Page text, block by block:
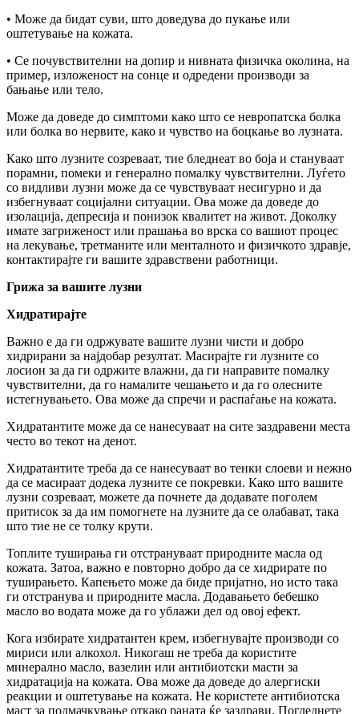
• Може да бидат суви, што доведува до пукање или
оштетување на кожата.
• Се почувствителни на допир и нивната физичка околина, на
пример, изложеност на сонце и одредени производи за
бањање или тело.
Може да доведе до симптоми како што се невропатска болка
или болка во нервите, како и чувство на боцкање во лузната.
Како што лузните созреваат, тие бледнеат во боја и стануваат
порамни, помеки и генерално помалку чувствителни. Луѓето
со видливи лузни може да се чувствуваат несигурно и да
избегнуваат социјални ситуации. Ова може да доведе до
изолација, депресија и понизок квалитет на живот. Доколку
имате загриженост или прашања во врска со вашиот процес
на лекување, третманите или менталното и физичкото здравје,
контактирајте ги вашите здравствени работници.
Грижа за вашите лузни
Хидратирајте
Важно е да ги одржувате вашите лузни чисти и добро
хидрирани за најдобар резултат. Масирајте ги лузните со
лосион за да ги одржите влажни, да ги направите помалку
чувствителни, да го намалите чешањето и да го олесните
истегнувањето. Ова може да спречи и распаѓање на кожата.
Хидратантите може да се нанесуваат на сите заздравени места
често во текот на денот.
Хидратантите треба да се нанесуваат во тенки слоеви и нежно
да се масираат додека лузните се покревки. Како што вашите
лузни созреваат, можете да почнете да додавате поголем
притисок за да им помогнете на лузните да се олабават, така
што тие не се толку крути.
Топлите туширања ги отстрануваат природните масла од
кожата. Затоа, важно е повторно добро да се хидрирате по
туширањето. Капењето може да биде пријатно, но исто така
ги отстранува и природните масла. Додавањето бебешко
масло во водата може да го ублажи дел од овој ефект.
Кога избирате хидратантен крем, избегнувајте производи со
мириси или алкохол. Никогаш не треба да користите
минерално масло, вазелин или антибиотски масти за
хидратација на кожата. Ова може да доведе до алергиски
реакции и оштетување на кожата. Не користете антибиотска
маст за подмачкување откако раната ќе заздрави. Погледнете